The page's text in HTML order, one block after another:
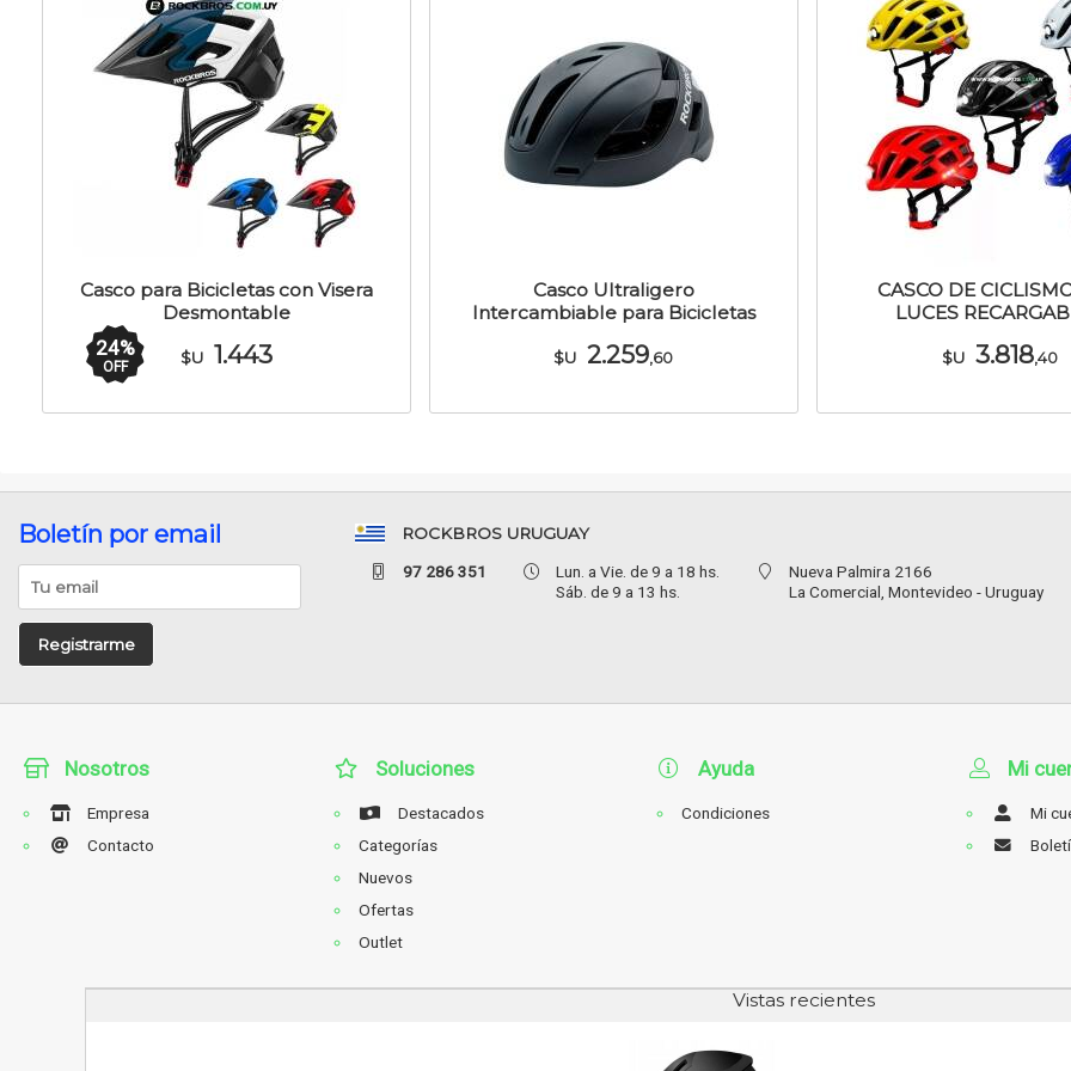
Casco para Bicicletas con Visera
Desmontable
24%
OFF $U 1.443
Casco Ultraligero
Intercambiable para Bicicletas
$U 2.259,60
CASCO DE
LUCES
$U 3.818,40
Boletín por email
Registrarme
ROCKBROS URUGUAY
97 286 351
Lun. a Vie. de 9 a 18 hs.
Sáb. de 9 a 13 hs.
Nueva Palmira 2166
La Comercial, Montevideo - Uruguay
Nosotros
Empresa
Contacto
Soluciones
Destacados
Categorías
Nuevos
Ofertas
Outlet
Ayuda
Condiciones
Mi
Mi
Vistas recientes